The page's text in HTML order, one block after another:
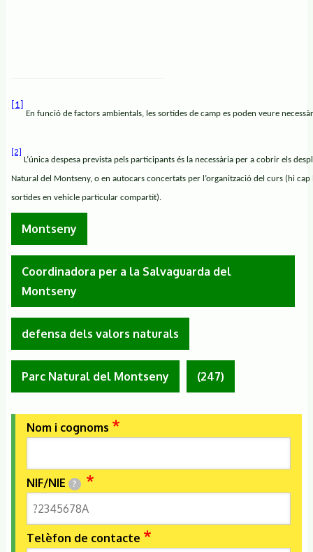
[1]
En funció de factors ambientals, les sortides de camp es poden veure
[2]
L’única despesa prevista pels participants és la necessària per a cobrir els
Natural del Montseny, o en autocars concertats per l’organització del curs (hi
sortides en vehicle particular compartit).
Montseny
Coordinadora per a la Salvaguarda del
Montseny
defensa dels valors naturals
Parc Natural del Montseny (247)
Nom i cognoms
NIF/NIE ?
Telèfon de contacte